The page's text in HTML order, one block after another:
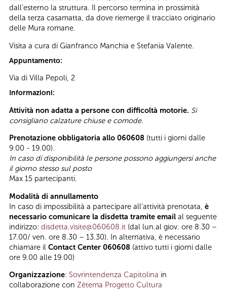
dall’esterno la struttura. Il percorso termina in prossimità
della terza casamatta, da dove riemerge il tracciato originario
delle Mura romane.
Visita a cura di Gianfranco Manchia e Stefania Valente.
Appuntamento:
Via di Villa Pepoli, 2
Informazioni:
Attività non adatta a persone con difficoltà motorie. Si
consigliano calzature chiuse e comode.
Prenotazione obbligatoria allo 060608 (tutti i giorni dalle
9.00 - 19.00).
In caso di disponibilità le persone possono aggiungersi anche
il giorno stesso sul posto
Max 15 partecipanti.
Modalità di annullamento
In caso di impossibilità a partecipare all’attività prenotata, è
necessario comunicare la disdetta tramite email al seguente
indirizzo: disdetta.visite@060608.it (dal lun.al giov. ore 8.30 –
17.00/ ven. ore 8.30 – 13.30). In alternativa, è necessario
chiamare il Contact Center 060608 (attivo tutti i giorni dalle
ore 9.00 alle 19.00)
Organizzazione: Sovrintendenza Capitolina in
collaborazione con Zètema Progetto Cultura